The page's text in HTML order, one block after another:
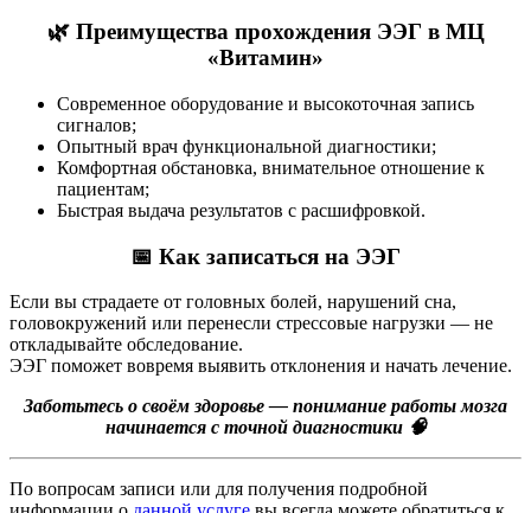
🌿 Преимущества прохождения ЭЭГ в МЦ
«Витамин»
Современное оборудование и высокоточная запись
сигналов;
Опытный врач функциональной диагностики;
Комфортная обстановка, внимательное отношение к
пациентам;
Быстрая выдача результатов с расшифровкой.
📅 Как записаться на ЭЭГ
Если вы страдаете от головных болей, нарушений сна,
головокружений или перенесли стрессовые нагрузки — не
откладывайте обследование.
ЭЭГ поможет вовремя выявить отклонения и начать лечение.
Заботьтесь о своём здоровье — понимание работы мозга
начинается с точной диагностики 🧠
По вопросам записи или для получения подробной